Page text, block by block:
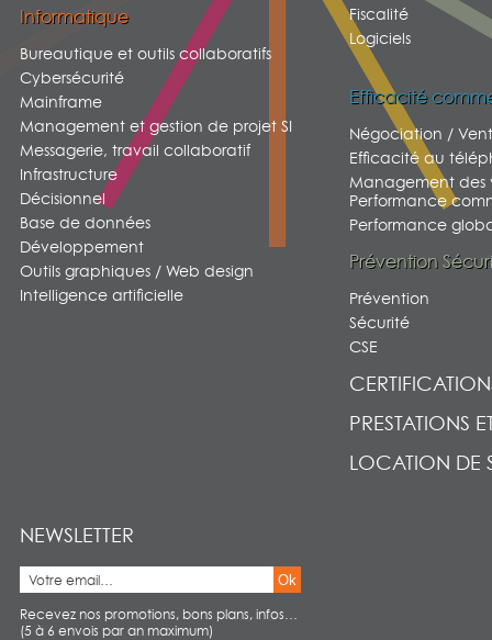
Informatique
Bureautique et outils collaboratifs
Cybersécurité
Mainframe
Management et gestion de projet SI
Messagerie, travail collaboratif
Infrastructure
Décisionnel
Base de données
Développement
Outils graphiques / Web design
Intelligence artificielle
Fiscalité
Logiciels
Efficacité
Négociation /
Efficacité au
Management des
Performance
Performance
Prévention
Prévention
Sécurité
CSE
PRESTATIONS
LOCATION DE
NEWSLETTER
Ok
Recevez nos promotions, bons plans, infos…
(5 à 6 envois par an maximum)